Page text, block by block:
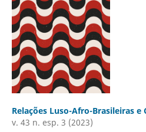
Relações Luso-Afro-Brasileiras e
v. 43 n. esp. 3 (2023)